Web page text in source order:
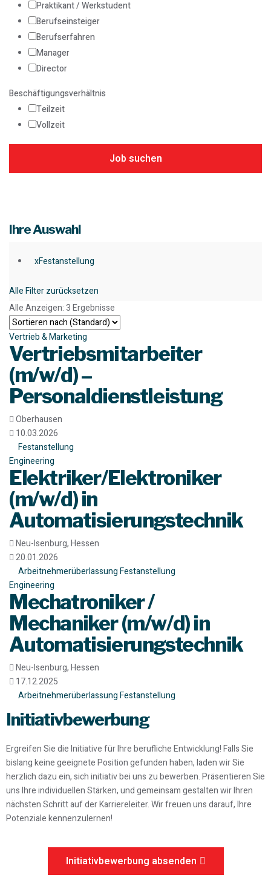
Praktikant / Werkstudent
Berufseinsteiger
Berufserfahren
Manager
Director
Beschäftigungsverhältnis
Teilzeit
Vollzeit
Job suchen
Ihre Auswahl
xFestanstellung
Alle Filter zurücksetzen
Alle Anzeigen: 3 Ergebnisse
Vertrieb & Marketing
Vertriebsmitarbeiter
(m/w/d) –
Personaldienstleistung
Oberhausen
10.03.2026
Festanstellung
Engineering
Elektriker/Elektroniker
(m/w/d) in
Automatisierungstechnik
Neu-Isenburg, Hessen
20.01.2026
ArbeitnehmerüberlassungFestanstellung
Engineering
Mechatroniker /
Mechaniker (m/w/d) in
Automatisierungstechnik
Neu-Isenburg, Hessen
17.12.2025
ArbeitnehmerüberlassungFestanstellung
Initiativbewerbung
Ergreifen Sie die Initiative für Ihre berufliche Entwicklung! Falls Sie
bislang keine geeignete Position gefunden haben, laden wir Sie
herzlich dazu ein, sich initiativ bei uns zu bewerben. Präsentieren Sie
uns Ihre individuellen Stärken, und gemeinsam gestalten wir Ihren
nächsten Schritt auf der Karriereleiter. Wir freuen uns darauf, Ihre
Potenziale kennenzulernen!
Initiativbewerbung absenden